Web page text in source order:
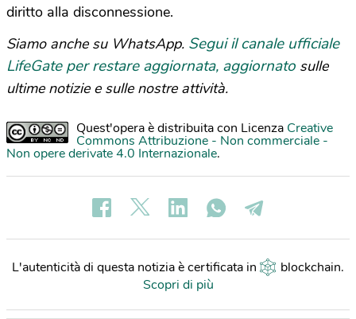
diritto alla disconnessione.
Siamo anche su WhatsApp. Segui il canale ufficiale
LifeGate per restare aggiornata, aggiornato sulle
ultime notizie e sulle nostre attività.
Quest'opera è distribuita con Licenza Creative
Commons Attribuzione - Non commerciale -
Non opere derivate 4.0 Internazionale.
L'autenticità di questa notizia è certificata in blockchain.
Scopri di più